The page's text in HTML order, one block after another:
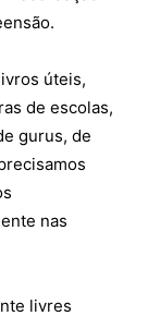
úteis,
de escolas,
gurus, de
nas
livres